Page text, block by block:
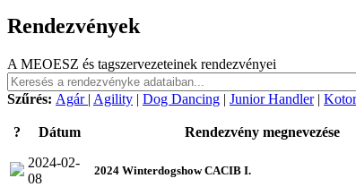
Rendezvények
A MEOESZ és tagszervezeteinek rendezvényei
Szűrés: Agár | Agility | Dog Dancing | Junior Handler|
? Dátum Rendezvény megnevezése
2024-02-
08
2024 Winterdogshow CACIB I.